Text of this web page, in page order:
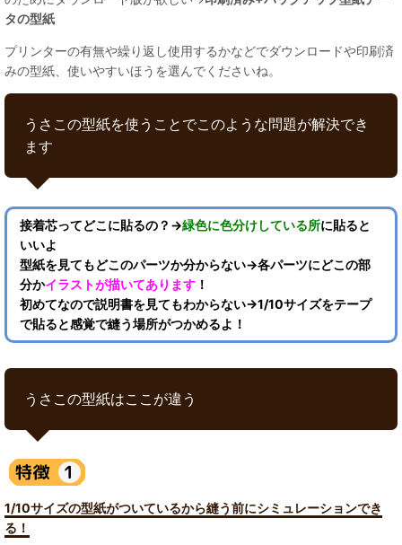
タの型紙
プリンターの有無や繰り返し使用するかなどでダウンロードや印刷済
みの型紙、使いやすいほうを選んでくださいね。
うさこの型紙を使うことでこのような問題が解決でき
ます
接着芯ってどこに貼るの？→緑色に色分けしている所に貼ると
いいよ
型紙を見てもどこのパーツか分からない→各パーツにどこの部
分かイラストが描いてあります ！
初めてなので説明書を見てもわからない→1/10サイズをテープ
で貼ると感覚で縫う場所がつかめるよ！
うさこの型紙はここが違う
1/10サイズの型紙がついているから縫う前にシミュレーションでき
る！